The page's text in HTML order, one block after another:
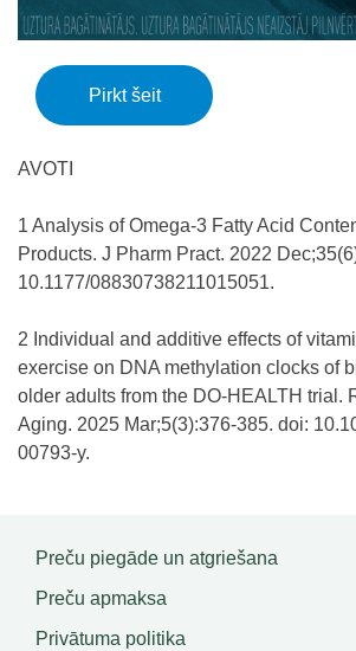
Pirkt šeit
AVOTI
1 Analysis of Omega-3 Fatty Acid
Products. J Pharm Pract. 2022
10.1177/08830738211015051.
2 Individual and additive effects of
exercise on DNA methylation clocks of
older adults from the DO-HEALTH trial.
Aging. 2025 Mar;5(3):376-385. doi:
00793-y.
Preču piegāde un atgriešana
Preču apmaksa
Privātuma politika